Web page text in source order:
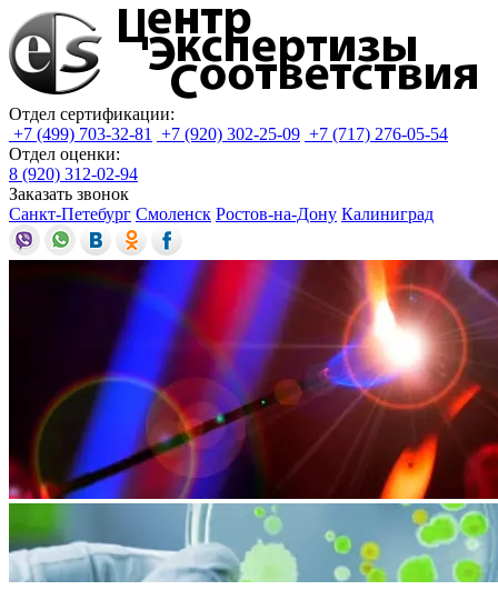
Отдел сертификации:
+7 (499) 703-32-81
+7 (920) 302-25-09 +7 (717) 276-05-54
Отдел оценки:
8 (920) 312-02-94
Заказать звонок
Санкт-Петебург Смоленск Ростов-на-Дону Калиниград